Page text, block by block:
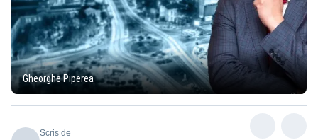
Gheorghe Piperea
Scris de